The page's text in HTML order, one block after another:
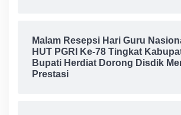
Malam Resepsi Hari Guru
HUT PGRI Ke-78 Tingkat
Bupati Herdiat Dorong Disdik
Prestasi